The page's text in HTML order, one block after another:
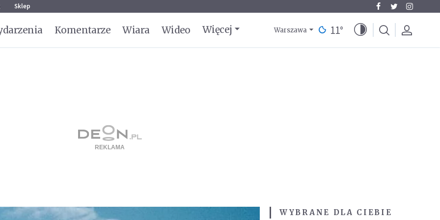
Sklep
Komentarze Wiara Wideo Więcej Warszawa 11°
WYBRANE DLA CIEBIE